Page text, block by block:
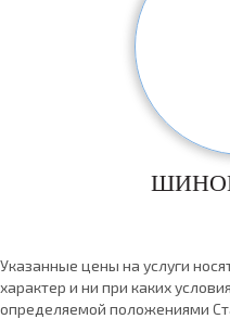
Указанные цены на услуги
характер и ни при каких
определяемой положениями